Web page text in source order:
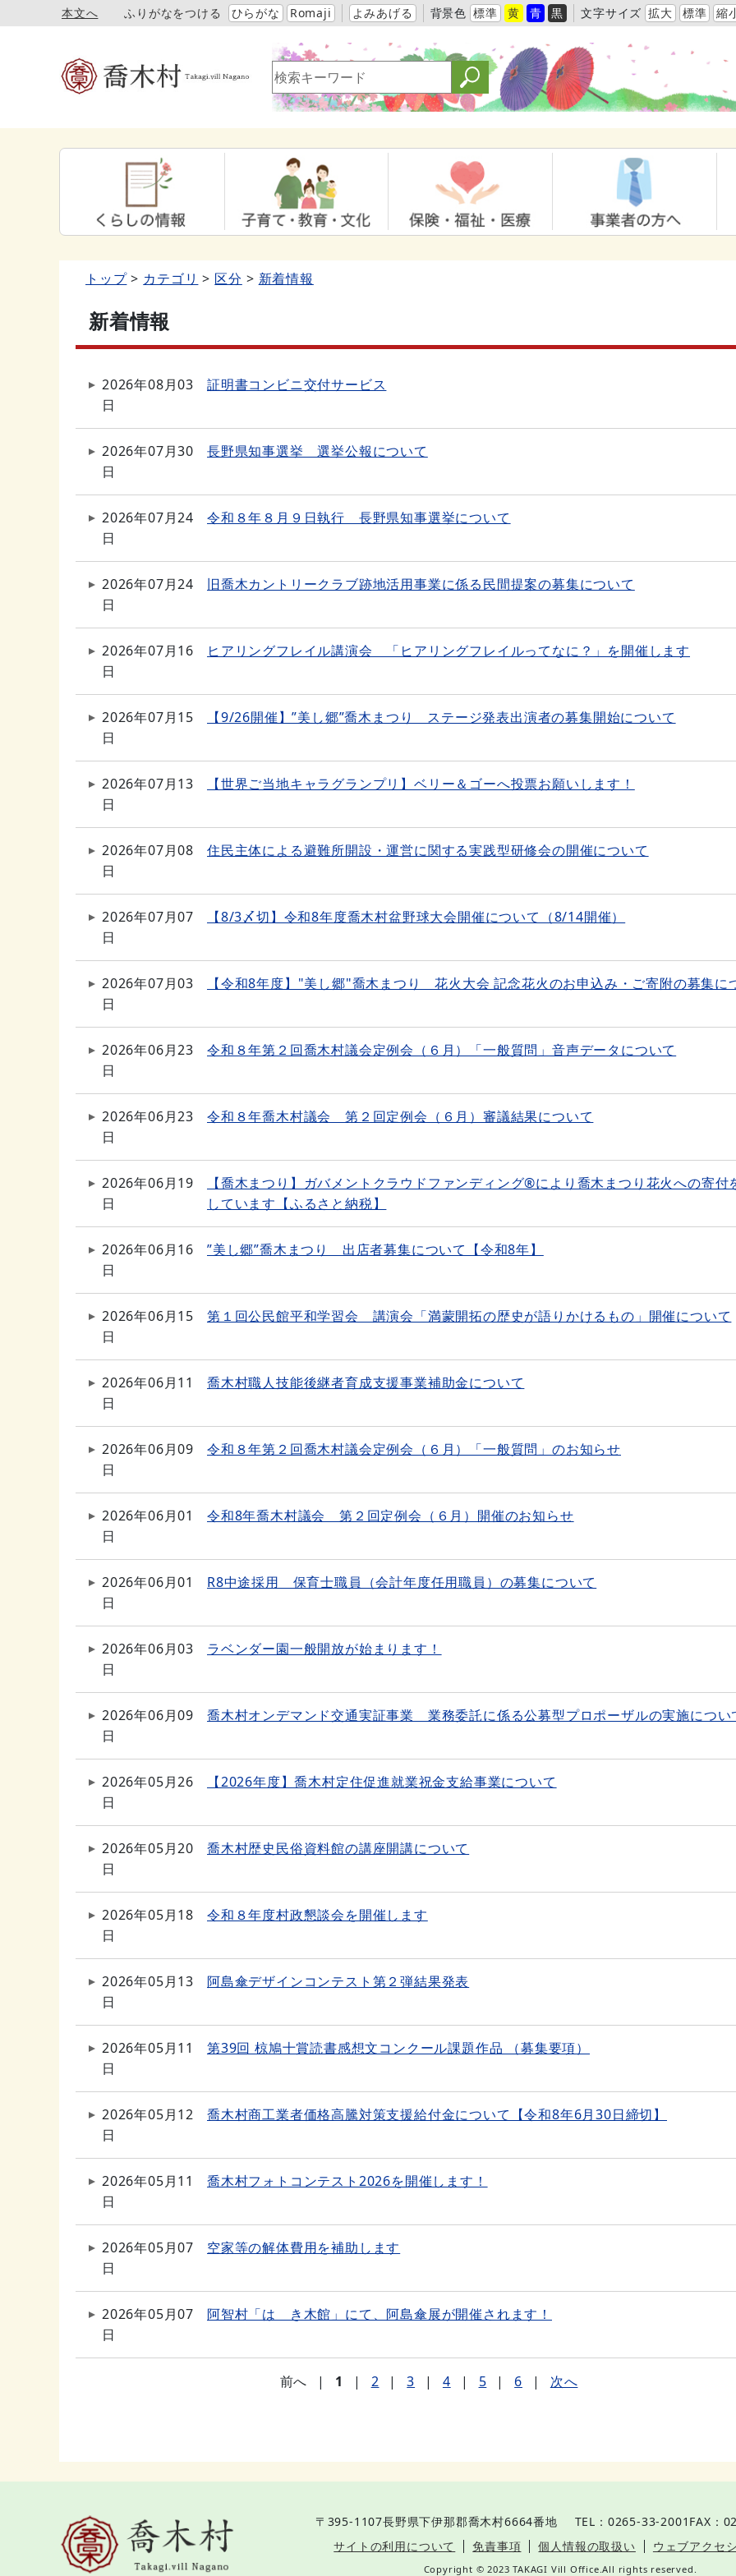
本文へ ふりがなをつける ひらがな Romaji よみあげる 背景色 標準 黄 青 黒 文字サイズ 拡大 標準 縮
トップ カテゴリ 区分 新着情報
新着情報
2026年08月03
日
証明書コンビニ交付サービス
2026年07月30
日
長野県知事選挙 選挙公報について
2026年07月24
日
令和８年８月９日執行 長野県知事選挙について
2026年07月24
日
旧喬木カントリークラブ跡地活用事業に係る民間提案の募集について
2026年07月16
日
ヒアリングフレイル講演会 「ヒアリングフレイルってなに？」を開催します
2026年07月15
日
【9/26開催】”美し郷”喬木まつり ステージ発表出演者の募集開始について
2026年07月13
日
【世界ご当地キャラグランプリ】ベリー＆ゴーへ投票お願いします！
2026年07月08
日
住民主体による避難所開設・運営に関する実践型研修会の開催について
2026年07月07
日
【8/3〆切】令和8年度喬木村盆野球大会開催について（8/14開催）
2026年07月03
日
【令和8年度】"美し郷"喬木まつり 花火大会 記念花火のお申込み・ご寄附の募集に
2026年06月23
日
令和８年第２回喬木村議会定例会（６月）「一般質問」音声データについて
2026年06月23
日
令和８年喬木村議会 第２回定例会（６月）審議結果について
2026年06月19
日
【喬木まつり】ガバメントクラウドファンディング®により喬木まつり花火への寄付
しています【ふるさと納税】
2026年06月16
日
”美し郷”喬木まつり 出店者募集について【令和8年】
2026年06月15
日
第１回公民館平和学習会 講演会「満蒙開拓の歴史が語りかけるもの」開催について
2026年06月11
日
喬木村職人技能後継者育成支援事業補助金について
2026年06月09
日
令和８年第２回喬木村議会定例会（６月）「一般質問」のお知らせ
2026年06月01
日
令和8年喬木村議会 第２回定例会（６月）開催のお知らせ
2026年06月01
日
R8中途採用 保育士職員（会計年度任用職員）の募集について
2026年06月03
日
ラベンダー園一般開放が始まります！
2026年06月09
日
喬木村オンデマンド交通実証事業 業務委託に係る公募型プロポーザルの実施につい
2026年05月26
日
【2026年度】喬木村定住促進就業祝金支給事業について
2026年05月20
日
喬木村歴史民俗資料館の講座開講について
2026年05月18
日
令和８年度村政懇談会を開催します
2026年05月13
日
阿島傘デザインコンテスト第２弾結果発表
2026年05月11
日
第39回 椋鳩十賞読書感想文コンクール課題作品 （募集要項）
2026年05月12
日
喬木村商工業者価格高騰対策支援給付金について【令和8年6月30日締切】
2026年05月11
日
喬木村フォトコンテスト2026を開催します！
2026年05月07
日
空家等の解体費用を補助します
2026年05月07
日
阿智村「はゝき木館」にて、阿島傘展が開催されます！
前へ | 1 | 2 | 3 | 4 | 5 | 6 | 次へ
〒395-1107長野県下伊那郡喬木村6664番地 TEL：0265-33-2001 FAX：
サイトの利用について
免責事項 個人情報の取扱い ウェブアクセ
Copyright © 2023 TAKAGI Vill Office.All rights reserved.